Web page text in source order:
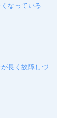
なっている
長く故障しづ